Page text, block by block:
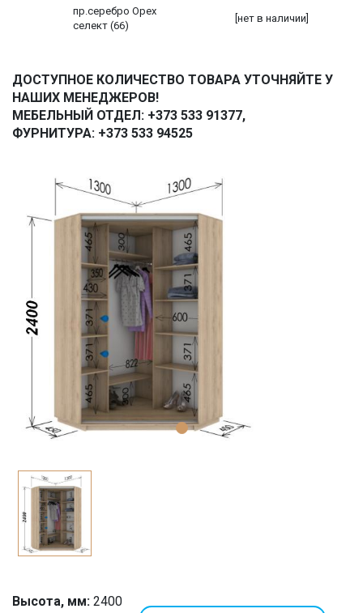
Высота, мм: 2400
пр.серебро Орех
селект (66)
[нет в наличии]
ДОСТУПНОЕ КОЛИЧЕСТВО ТОВАРА УТОЧНЯЙТЕ У
НАШИХ МЕНЕДЖЕРОВ!
МЕБЕЛЬНЫЙ ОТДЕЛ: +373 533 91377,
ФУРНИТУРА: +373 533 94525